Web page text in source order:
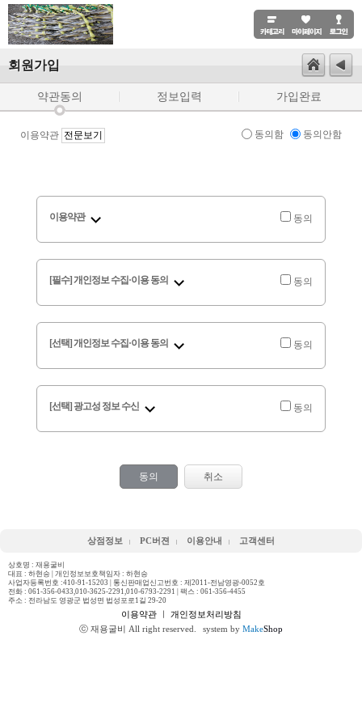
회원가입
약관동의 정보입력 가입완료
이용약관 전문보기 동의함 동의안함
이용약관 동의
[필수] 개인정보 수집·이용 동의 동의
[선택] 개인정보 수집·이용 동의 동의
[선택] 광고성 정보 수신 동의
동의 취소
상점정보 PC버젼 이용안내 고객센터
상호명 : 재용굴비
대표 : 하현승 | 개인정보보호책임자 : 하현승
사업자등록번호 :410-91-15203 | 통신판매업신고번호 : 제2011-전남영광-0052호
전화 : 061-356-0433,010-3625-2291,010-6793-2291 | 팩스 : 061-356-4455
주소 : 전라남도 영광군 법성면 법성포로1길 29-20
이용약관ㅣ 개인정보처리방침
ⓒ 재용굴비 All right reserved.
system by MakeShop